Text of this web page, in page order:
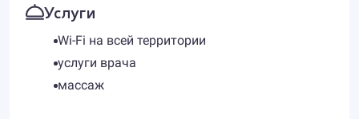
Услуги
Wi-Fi на всей территории
услуги врача
массаж